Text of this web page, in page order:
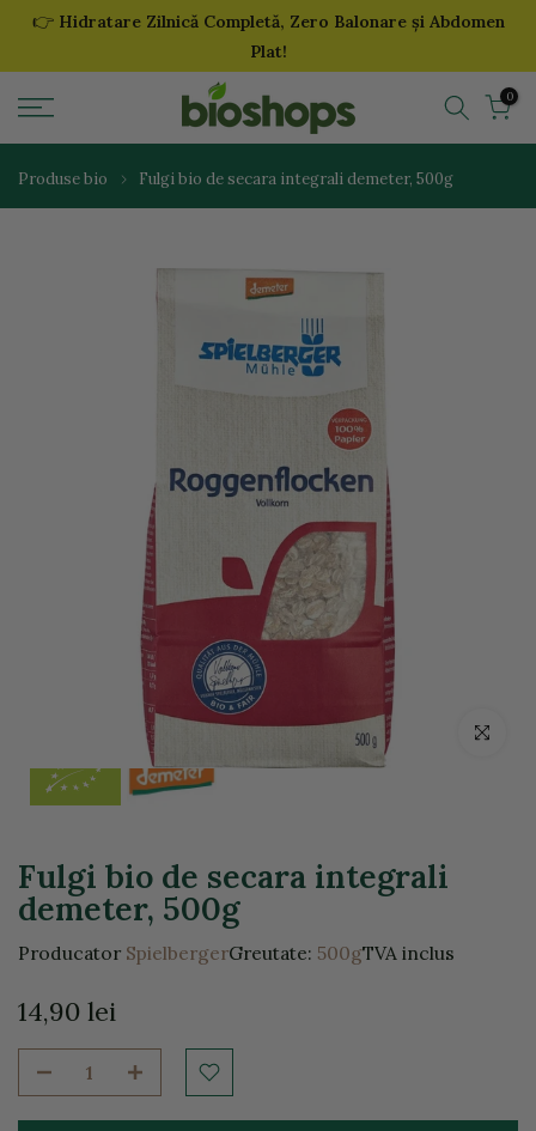
Sari
👉 Hidratare Zilnică Completă, Zero Balonare și Abdomen
Plat!
0
Produse bio Fulgi bio de secara integrali demeter, 500g
Click
Fulgi bio de secara integrali
demeter, 500g
Producator SpielbergerGreutate: 500gTVA inclus
14,90 lei